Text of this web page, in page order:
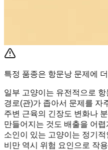
특정 품종은 항문낭 문제에
일부 고양이는 유전적으로
경로(관)가 좁아서 문제를 자
주변 근육의 긴장도 변화나
만들어지는 것도 배출을 어
소인이 있는 고양이는 정기
비만 역시 위험 요인으로 작